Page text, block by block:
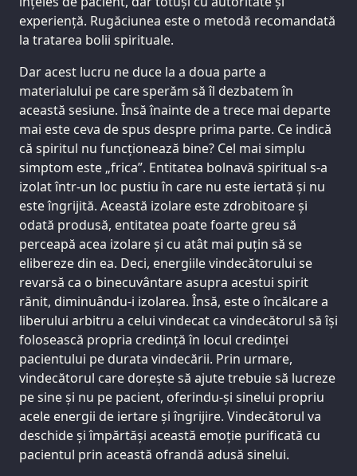
experiență. Rugăciunea este o metodă recomandată
la tratarea bolii spirituale.
Dar acest lucru ne duce la a doua parte a
materialului pe care sperăm să îl dezbatem în
această sesiune. Însă înainte de a trece mai departe
mai este ceva de spus despre prima parte. Ce indică
că spiritul nu funcționează bine? Cel mai simplu
simptom este „frica”. Entitatea bolnavă spiritual s-a
izolat într-un loc pustiu în care nu este iertată și nu
este îngrijită. Această izolare este zdrobitoare și
odată produsă, entitatea poate foarte greu să
perceapă acea izolare și cu atât mai puțin să se
elibereze din ea. Deci, energiile vindecătorului se
revarsă ca o binecuvântare asupra acestui spirit
rănit, diminuându-i izolarea. Însă, este o încălcare a
liberului arbitru a celui vindecat ca vindecătorul să își
folosească propria credință în locul credinței
pacientului pe durata vindecării. Prin urmare,
vindecătorul care dorește să ajute trebuie să lucreze
pe sine și nu pe pacient, oferindu-și sinelui propriu
acele energii de iertare și îngrijire. Vindecătorul va
deschide și împărtăși această emoție purificată cu
pacientul prin această ofrandă adusă sinelui.